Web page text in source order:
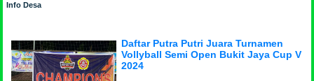
Info Desa
Daftar Putra Putri Juara Turnamen
Vollyball Semi Open Bukit Jaya Cup V
2024